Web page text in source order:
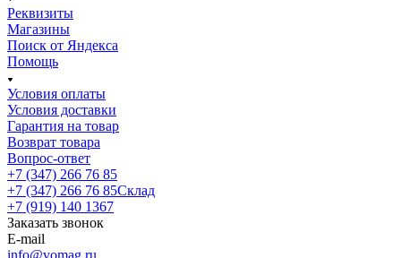
Реквизиты
Магазины
Поиск от Яндекса
Помощь
Условия оплаты
Условия доставки
Гарантия на товар
Возврат товара
Вопрос-ответ
+7 (347) 266 76 85
+7 (347) 266 76 85Склад
+7 (919) 140 1367
Заказать звонок
E-mail
info@vomag.ru